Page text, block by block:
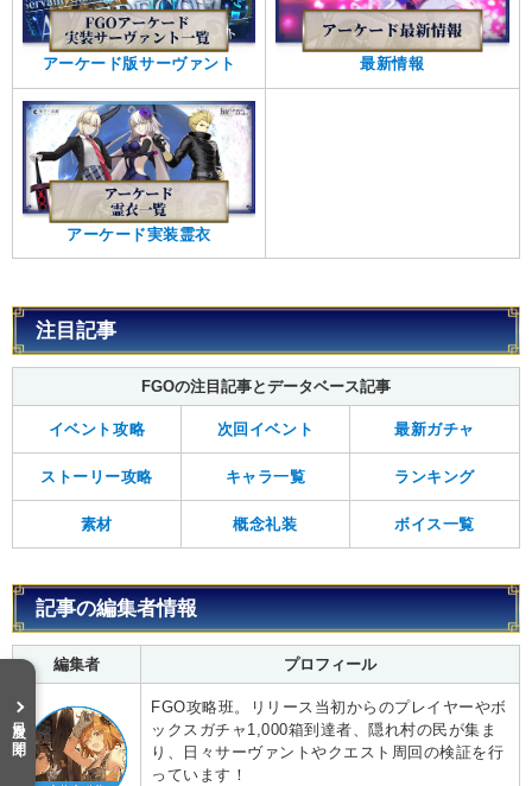
アーケード版サーヴァント 最新情報
アーケード実装霊衣
注目記事
FGOの注目記事とデータベース記事
イベント攻略 次回イベント 最新ガチャ
ストーリー攻略 キャラ一覧 ランキング
素材 概念礼装 ボイス一覧
記事の編集者情報
編集者 プロフィール
FGO攻略班。リリース当初からのプレイヤーやボ
ックスガチャ1,000箱到達者、隠れ村の民が集ま
り、日々サーヴァントやクエスト周回の検証を行
っています！
目次を開く